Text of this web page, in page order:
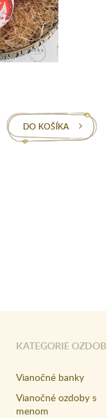
DO KOŠÍKA
KATEGORIE OZDOB
Vianočné banky
Vianočné ozdoby s
menom